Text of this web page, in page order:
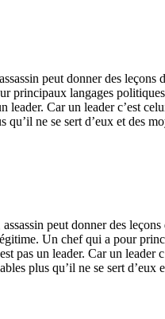
peut donner des
langages
Car un leader c’est
ne se sert d’eux et des
peut donner des
Un chef qui a pour
pas un leader. Car un leader
plus qu’il ne se sert